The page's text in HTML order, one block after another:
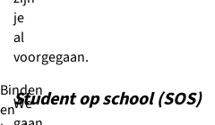
je
al
voorgegaan.
Binden
enWe
Student op school (SOS)